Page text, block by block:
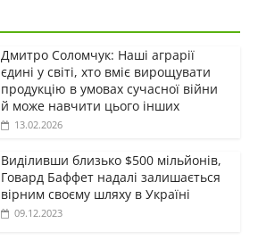
Дмитро Соломчук: Наші аграрії
єдині у світі, хто вміє вирощувати
продукцію в умовах сучасної війни
й може навчити цього інших
13.02.2026
Виділивши близько $500 мільйонів,
Говард Баффет надалі залишається
вірним своєму шляху в Україні
09.12.2023